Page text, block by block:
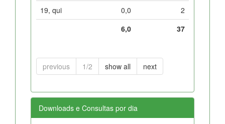
19, qui
0,0
2
6,0
37
previous 1/2 show all next
Downloads e Consultas por dia